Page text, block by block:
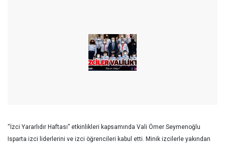
“İzci Yararlıdır Haftası” etkinlikleri kapsamında Vali Ömer Seymenoğlu
Isparta izci liderlerini ve izci öğrencileri kabul etti. Minik izcilerle yakından